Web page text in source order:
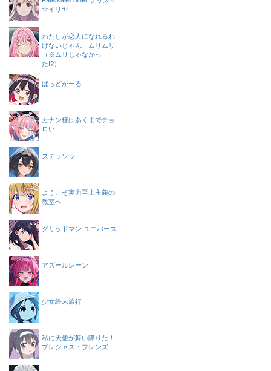
☆イリヤ
わたしが恋人になれるわ
けないじゃん、ムリムリ!
（※ムリじゃなかっ
た!?）
ばっどがーる
カナン様はあくまでチョ
ロい
ステラソラ
ようこそ実力至上主義の
教室へ
グリッドマン ユニバース
アズールレーン
少女終末旅行
私に天使が舞い降りた！
プレシャス・フレンズ